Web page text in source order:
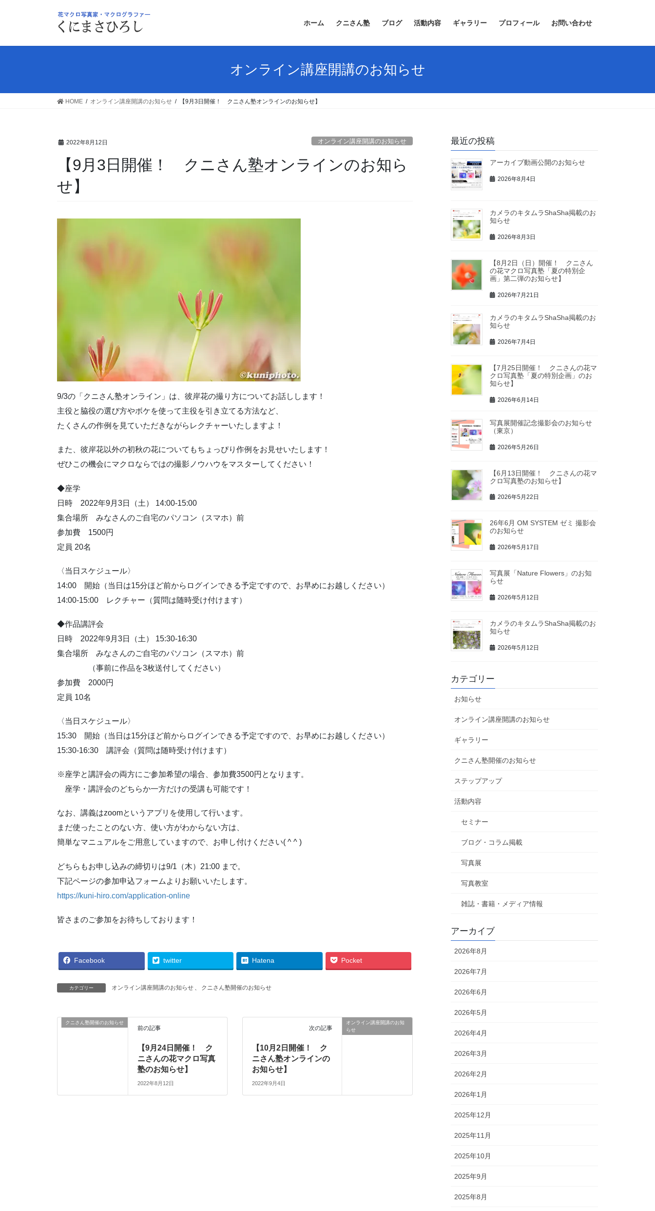
ホーム クニさん塾 ブログ 活動内容 ギャラリー プロフィール お問い合わせ
オンライン講座開講のお知らせ
HOME オンライン講座開講のお知らせ 【9月3日開催！ クニさん塾オンラインのお知らせ】
2022年8月12日 オンライン講座開講のお知らせ
【9月3日開催！ クニさん塾オンラインのお知ら
せ】
9/3の「クニさん塾オンライン」は、彼岸花の撮り方についてお話しします！
主役と脇役の選び方やボケを使って主役を引き立てる方法など、
たくさんの作例を見ていただきながらレクチャーいたしますよ！
また、彼岸花以外の初秋の花についてもちょっぴり作例をお見せいたします！
ぜひこの機会にマクロならではの撮影ノウハウをマスターしてください！
◆座学
日時 2022年9月3日（土） 14:00-15:00
集合場所 みなさんのご自宅のパソコン（スマホ）前
参加費 1500円
定員 20名
〈当日スケジュール〉
14:00 開始（当日は15分ほど前からログインできる予定ですので、お早めにお越しください）
14:00-15:00 レクチャー（質問は随時受け付けます）
◆作品講評会
日時 2022年9月3日（土） 15:30-16:30
集合場所 みなさんのご自宅のパソコン（スマホ）前
（事前に作品を3枚送付してください）
参加費 2000円
定員 10名
〈当日スケジュール〉
15:30 開始（当日は15分ほど前からログインできる予定ですので、お早めにお越しください）
15:30-16:30 講評会（質問は随時受け付けます）
※座学と講評会の両方にご参加希望の場合、参加費3500円となります。
座学・講評会のどちらか一方だけの受講も可能です！
なお、講義はzoomというアプリを使用して行います。
まだ使ったことのない方、使い方がわからない方は、
簡単なマニュアルをご用意していますので、お申し付けください( ^ ^ )
どちらもお申し込みの締切りは9/1（木）21:00 まで。
下記ページの参加申込フォームよりお願いいたします。
https://kuni-hiro.com/application-online
皆さまのご参加をお待ちしております！
Facebook twitter Hatena Pocket
カテゴリー オンライン講座開講のお知らせ 、 クニさん塾開催のお知らせ
クニさん塾開催のお知らせ
前の記事
【9月24日開催！ ク
ニさんの花マクロ写真
塾のお知らせ】
2022年8月12日
オンライン講座開講のお知
らせ
次の記事
【10月2日開催！ ク
ニさん塾オンラインの
お知らせ】
2022年9月4日
最近の投稿
アーカイブ動画公開のお知らせ
2026年8月4日
カメラのキタムラShaSha掲載のお
知らせ
2026年8月3日
【8月2日（日）開催！ クニさん
の花マクロ写真塾「夏の特別企
画」第二弾のお知らせ】
2026年7月21日
カメラのキタムラShaSha掲載のお
知らせ
2026年7月4日
【7月25日開催！ クニさんの花マ
クロ写真塾「夏の特別企画」のお
知らせ】
2026年6月14日
写真展開催記念撮影会のお知らせ
（東京）
2026年5月26日
【6月13日開催！ クニさんの花マ
クロ写真塾のお知らせ】
2026年5月22日
26年6月 OM SYSTEM ゼミ 撮影会
のお知らせ
2026年5月17日
写真展「Nature Flowers」のお知
らせ
2026年5月12日
カメラのキタムラShaSha掲載のお
知らせ
2026年5月12日
カテゴリー
お知らせ
オンライン講座開講のお知らせ
ギャラリー
クニさん塾開催のお知らせ
ステップアップ
活動内容
セミナー
ブログ・コラム掲載
写真展
写真教室
雑誌・書籍・メディア情報
アーカイブ
2026年8月
2026年7月
2026年6月
2026年5月
2026年4月
2026年3月
2026年2月
2026年1月
2025年12月
2025年11月
2025年10月
2025年9月
2025年8月